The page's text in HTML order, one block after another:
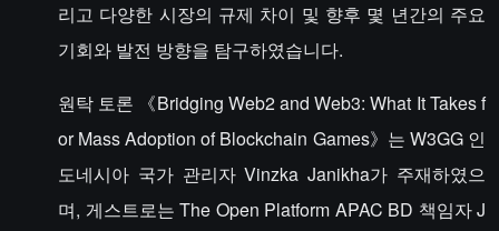
리고 다양한 시장의 규제 차이 및 향후 몇 년간의 주요
기회와 발전 방향을 탐구하였습니다.
원탁 토론 《Bridging Web2 and Web3: What It Takes f
or Mass Adoption of Blockchain Games》는 W3GG 인
도네시아 국가 관리자 Vinzka Janikha가 주재하였으
며, 게스트로는 The Open Platform APAC BD 책임자 J